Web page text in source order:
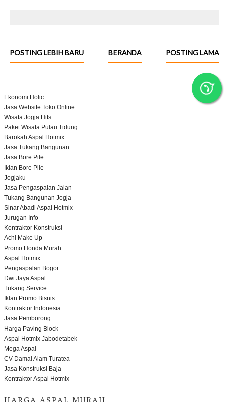
POSTING LEBIH BARU POSTING LAMA
BERANDA
Ekonomi Holic
Jasa Website Toko Online
Wisata Jogja Hits
Paket Wisata Pulau Tidung
Barokah Aspal Hotmix
Jasa Tukang Bangunan
Jasa Bore Pile
Iklan Bore Pile
Jogjaku
Jasa Pengaspalan Jalan
Tukang Bangunan Jogja
Sinar Abadi Aspal Hotmix
Jurugan Info
Kontraktor Konstruksi
Achi Make Up
Promo Honda Murah
Aspal Hotmix
Pengaspalan Bogor
Dwi Jaya Aspal
Tukang Service
Iklan Promo Bisnis
Kontraktor Indonesia
Jasa Pemborong
Harga Paving Block
Aspal Hotmix Jabodetabek
Mega Aspal
CV Damai Alam Turatea
Jasa Konstruksi Baja
Kontraktor Aspal Hotmix